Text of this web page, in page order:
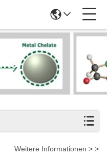
Weitere Informationen > >